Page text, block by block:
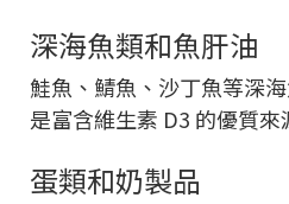
深海魚類和魚肝油
鮭魚、鯖魚、沙丁魚等深
是富含維生素 D3 的優質來
蛋類和奶製品